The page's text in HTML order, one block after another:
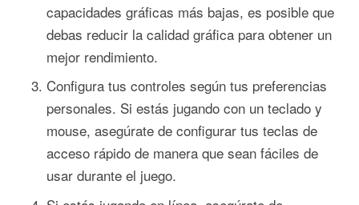
capacidades gráficas más bajas, es posible que
debas reducir la calidad gráfica para obtener un
mejor rendimiento.
Configura tus controles según tus preferencias
personales. Si estás jugando con un teclado y
mouse, asegúrate de configurar tus teclas de
acceso rápido de manera que sean fáciles de
usar durante el juego.